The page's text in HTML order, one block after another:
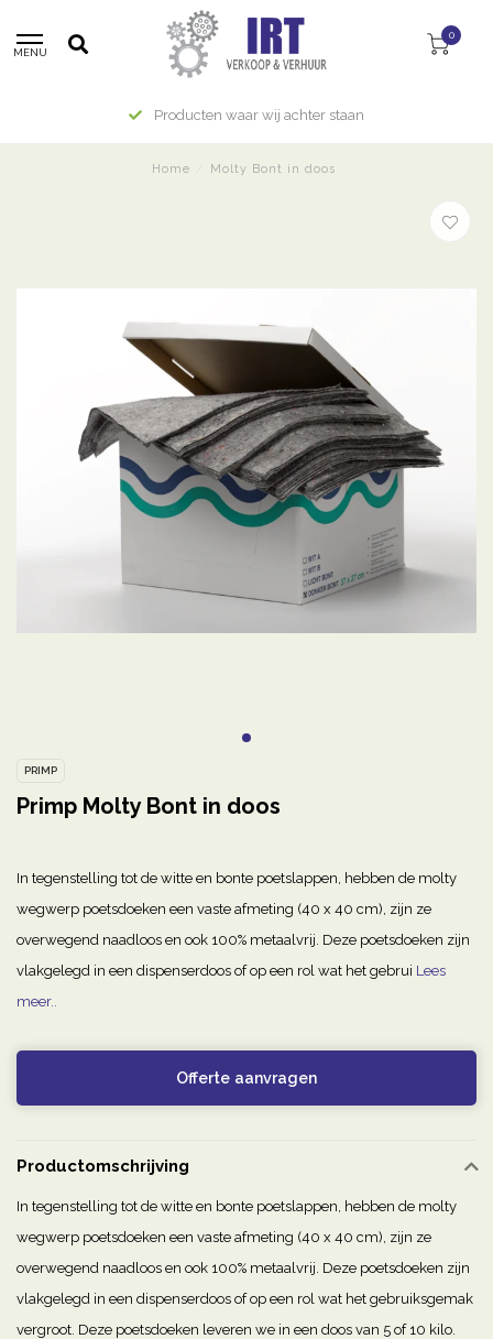
MENU
0
Producten waar wij achter staan
Home Molty Bont in doos
PRIMP
Primp Molty Bont in doos
In tegenstelling tot de witte en bonte poetslappen, hebben de molty
wegwerp poetsdoeken een vaste afmeting (40 x 40 cm), zijn ze
overwegend naadloos en ook 100% metaalvrij. Deze poetsdoeken zijn
vlakgelegd in een dispenserdoos of op een rol wat het gebrui Lees
meer..
Offerte aanvragen
Productomschrijving
In tegenstelling tot de witte en bonte poetslappen, hebben de molty
wegwerp poetsdoeken een vaste afmeting (40 x 40 cm), zijn ze
overwegend naadloos en ook 100% metaalvrij. Deze poetsdoeken zijn
vlakgelegd in een dispenserdoos of op een rol wat het gebruiksgemak
vergroot. Deze poetsdoeken leveren we in een doos van 5 of 10 kilo.